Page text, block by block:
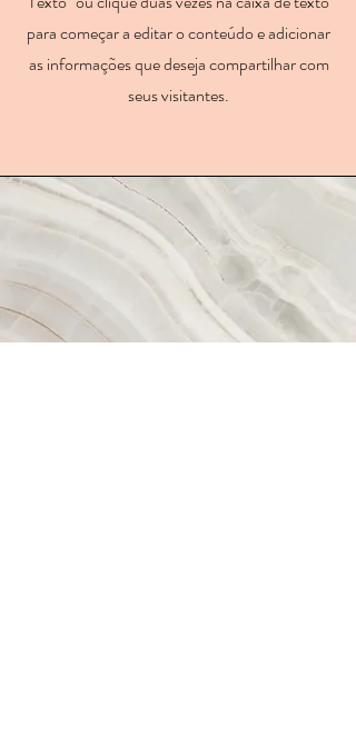
para começar a editar o conteúdo e adicionar
as informações que deseja compartilhar com
seus visitantes.